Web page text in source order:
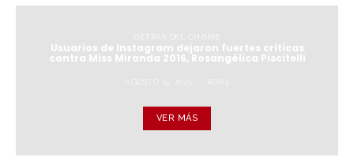
DETRÁS DEL CHISME
Usuarios de Instagram dejaron fuertes críticas
contra Miss Miranda 2016, Rosangélica Piscitelli
VER MÁS